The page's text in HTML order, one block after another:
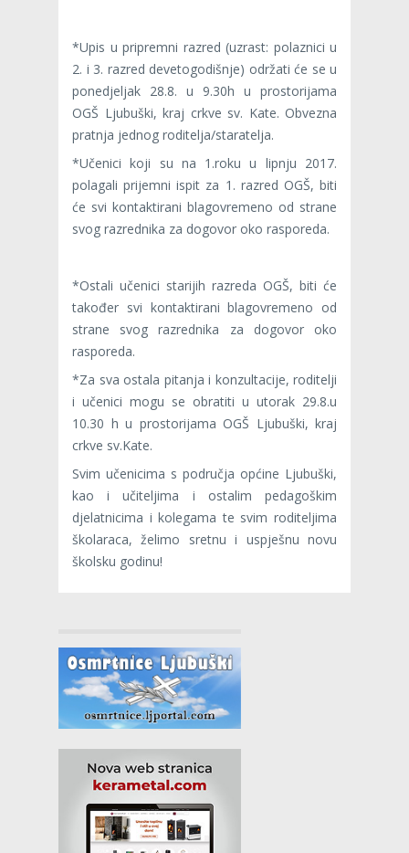
*Upis u pripremni razred (uzrast: polaznici u
2. i 3. razred devetogodišnje) održati će se u
ponedjeljak 28.8. u 9.30h u prostorijama
OGŠ Ljubuški, kraj crkve sv. Kate. Obvezna
pratnja jednog roditelja/staratelja.
*Učenici koji su na 1.roku u lipnju 2017.
polagali prijemni ispit za 1. razred OGŠ, biti
će svi kontaktirani blagovremeno od strane
svog razrednika za dogovor oko rasporeda.
*Ostali učenici starijih razreda OGŠ, biti će
također svi kontaktirani blagovremeno od
strane svog razrednika za dogovor oko
rasporeda.
*Za sva ostala pitanja i konzultacije, roditelji
i učenici mogu se obratiti u utorak 29.8.u
10.30 h u prostorijama OGŠ Ljubuški, kraj
crkve sv.Kate.
Svim učenicima s područja općine Ljubuški,
kao i učiteljima i ostalim pedagoškim
djelatnicima i kolegama te svim roditeljima
školaraca, želimo sretnu i uspješnu novu
školsku godinu!